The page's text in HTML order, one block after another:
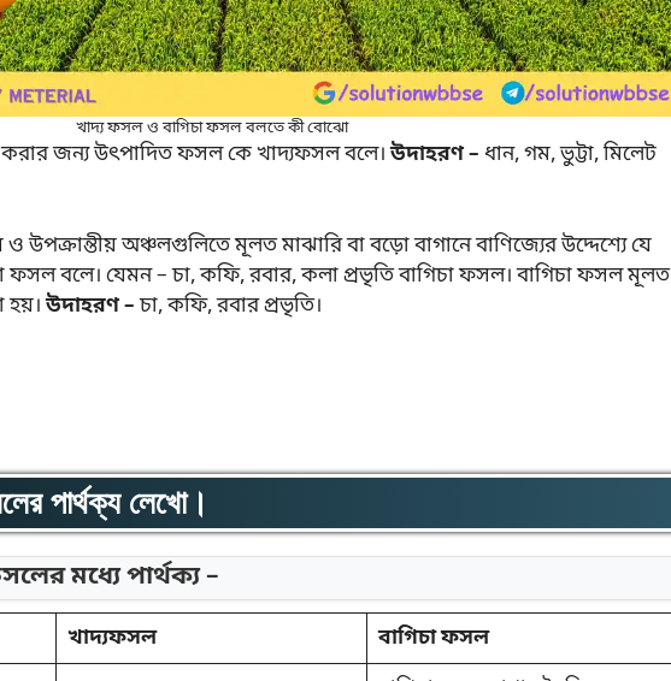
খাদ্য ফসল ও বাগিচা ফসল বলতে কী বোঝো
করার জন্য উৎপাদিত ফসল কে খাদ্যফসল বলে।উদাহরণ – ধান, গম, ভুট্টা, মিলেট
ও উপক্রান্তীয় অঞ্চলগুলিতে মূলত মাঝারি বা বড়ো বাগানে বাণিজ্যের উদ্দেশ্যে যে
ফসল বলে। যেমন – চা, কফি, রবার, কলা প্রভৃতি বাগিচা ফসল। বাগিচা ফসল মূলত
হয়।উদাহরণ –চা, কফি, রবার প্রভৃতি।
পার্থক্য লেখো।
মধ্যে পার্থক্য –
খাদ্যফসল বাগিচা ফসল